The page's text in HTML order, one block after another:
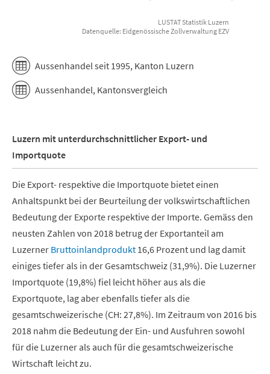
LUSTAT Statistik Luzern
Datenquelle: Eidgenössische Zollverwaltung EZV
Aussenhandel seit 1995, Kanton Luzern
Aussenhandel, Kantonsvergleich
Luzern mit unterdurchschnittlicher Export- und
Importquote
Die Export- respektive die Importquote bietet einen
Anhaltspunkt bei der Beurteilung der volkswirtschaftlichen
Bedeutung der Exporte respektive der Importe. Gemäss den
neusten Zahlen von 2018 betrug der Exportanteil am
Luzerner Bruttoinlandprodukt 16,6 Prozent und lag damit
einiges tiefer als in der Gesamtschweiz (31,9%). Die Luzerner
Importquote (19,8%) fiel leicht höher aus als die
Exportquote, lag aber ebenfalls tiefer als die
gesamtschweizerische (CH: 27,8%). Im Zeitraum von 2016 bis
2018 nahm die Bedeutung der Ein- und Ausfuhren sowohl
für die Luzerner als auch für die gesamtschweizerische
Wirtschaft leicht zu.